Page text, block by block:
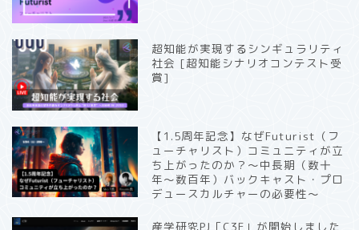
超知能が実現するシンギュラリティ
社会 [超知能シナリオコンテスト受
賞]
【1.5周年記念】なぜFuturist（フ
ューチャリスト）コミュニティが立
ち上がったのか？〜中長期（数十
年〜数百年）バックキャスト・プロ
デュースカルチャーの必要性〜
産学研究PJ「C3F」が開始しました